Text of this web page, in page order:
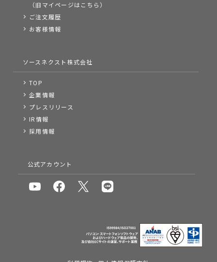
（旧マイページはこちら）
ご注文履歴
お客様情報
ソースネクスト株式会社
TOP
企業情報
プレスリリース
IR情報
採用情報
公式アカウント